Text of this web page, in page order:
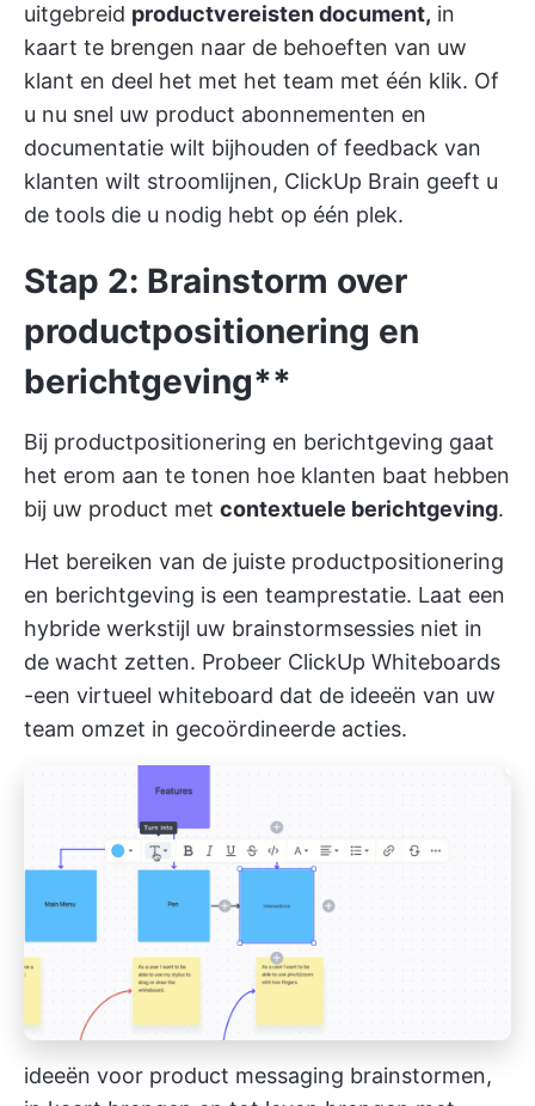
uitgebreid productvereisten document, in
kaart te brengen naar de behoeften van uw
klant en deel het met het team met één klik. Of
u nu snel uw product abonnementen en
documentatie wilt bijhouden of feedback van
klanten wilt stroomlijnen, ClickUp Brain geeft u
de tools die u nodig hebt op één plek.
Stap 2: Brainstorm over
productpositionering en
berichtgeving**
Bij productpositionering en berichtgeving gaat
het erom aan te tonen hoe klanten baat hebben
bij uw product met contextuele berichtgeving.
Het bereiken van de juiste productpositionering
en berichtgeving is een teamprestatie. Laat een
hybride werkstijl uw brainstormsessies niet in
de wacht zetten. Probeer ClickUp Whiteboards
-een virtueel whiteboard dat de ideeën van uw
team omzet in gecoördineerde acties.
ideeën voor product messaging brainstormen,